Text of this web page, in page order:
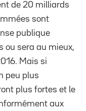
de 20 milliards
sont
publique
ou sera au mieux,
Mais si
peu plus
plus fortes et le
aux